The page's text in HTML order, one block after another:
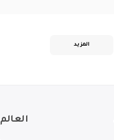
المزيد
العالم